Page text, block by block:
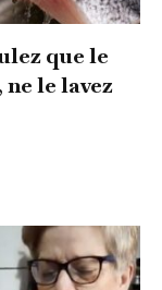
que le
le lavez